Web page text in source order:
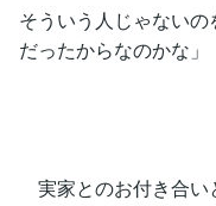
そういう人じゃない
だったからなのかな」
実家とのお付き合い